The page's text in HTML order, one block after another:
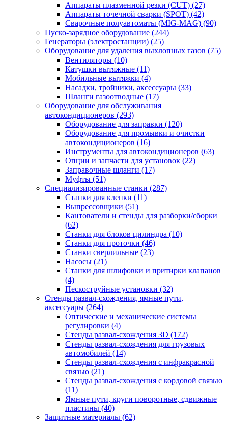
Аппараты плазменной резки (CUT) (27)
Аппараты точечной сварки (SPOT) (42)
Сварочные полуавтоматы (MIG-MAG) (90)
Пуско-зарядное оборудование (244)
Генераторы (электростанции) (25)
Оборудование для удаления выхлопных газов (75)
Вентиляторы (10)
Катушки вытяжные (11)
Мобильные вытяжки (4)
Насадки, тройники, аксессуары (33)
Шланги газоотводные (17)
Оборудование для обслуживания
автокондиционеров (293)
Оборудование для заправки (120)
Оборудование для промывки и очистки
автокондиционеров (16)
Инструменты для автокондиционеров (63)
Опции и запчасти для установок (22)
Заправочные шланги (17)
Муфты (51)
Специализированные станки (287)
Станки для клепки (11)
Выпрессовщики (51)
Кантователи и стенды для разборки/сборки
(62)
Станки для блоков цилиндра (10)
Станки для проточки (46)
Станки сверлильные (23)
Насосы (21)
Станки для шлифовки и притирки клапанов
(4)
Пескоструйные установки (32)
Стенды развал-схождения, ямные пути,
аксессуары (264)
Оптические и механические системы
регулировки (4)
Стенды развал-схождения 3D (172)
Стенды развал-схождения для грузовых
автомобилей (14)
Стенды развал-схождения с инфракрасной
связью (21)
Стенды развал-схождения с кордовой связью
(11)
Ямные пути, круги поворотные, сдвижные
пластины (40)
Защитные материалы (62)